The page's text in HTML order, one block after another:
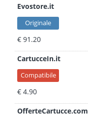
Evostore.it
Originale
€ 91.20
CartucceIn.it
Compatibile
€ 4.90
OfferteCartucce.com